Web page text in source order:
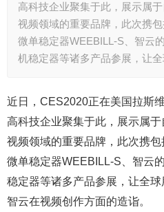
高科技企业聚集于此，展示属
视频领域的重要品牌，此次携包
微单稳定器WEEBILL-S、智云
机稳定器等诸多产品参展，让
近日，CES2020正在美国拉斯
高科技企业聚集于此，展示属
视频领域的重要品牌，此次携包
微单稳定器WEEBILL-S、智云
稳定器等诸多产品参展，让全
智云在视频创作方面的造诣。